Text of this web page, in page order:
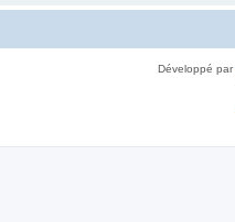
Développé par